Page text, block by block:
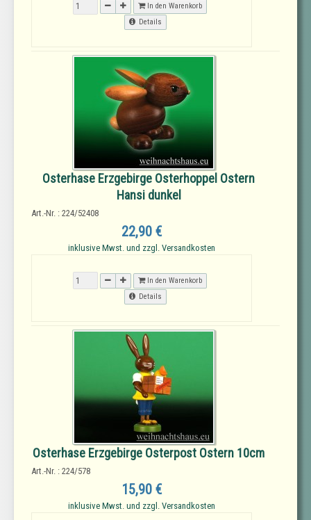
In den Warenkorb
Details
Osterhase Erzgebirge Osterhoppel Ostern
Hansi dunkel
Art.-Nr. : 224/52408
22,90 €
inklusive Mwst. und zzgl. Versandkosten
In den Warenkorb
Details
Osterhase Erzgebirge Osterpost Ostern 10cm
Art.-Nr. : 224/578
15,90 €
inklusive Mwst. und zzgl. Versandkosten